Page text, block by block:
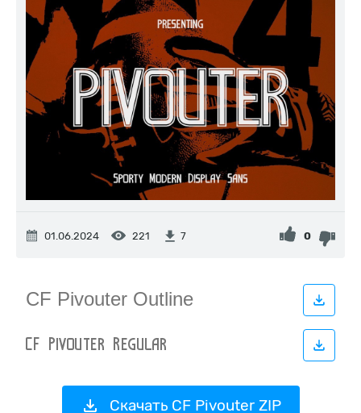
01.06.2024 221 7 0
Скачать CF Pivouter ZIP